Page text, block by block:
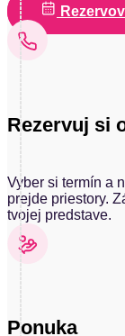
Rezervuj si
Vyber si termín a
prejde priestory.
tvojej predstave.
Ponuka